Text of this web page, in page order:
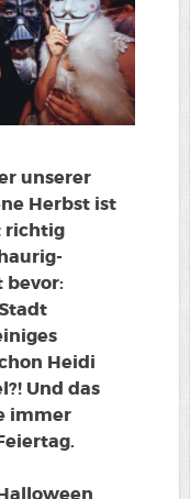
unserer
Herbst ist
richtig
bevor:
Heidi
Und das
immer